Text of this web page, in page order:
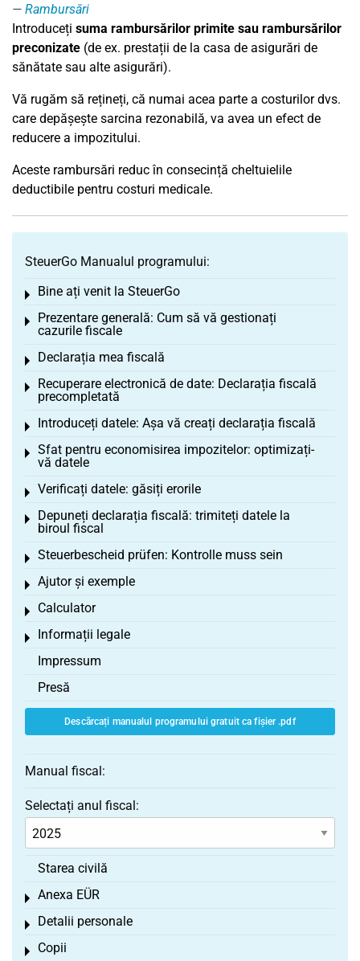
Rambursări
Introduceți suma rambursărilor primite sau rambursărilor
preconizate (de ex. prestații de la casa de asigurări de
sănătate sau alte asigurări).
Vă rugăm să rețineți, că numai acea parte a costurilor dvs.
care depășește sarcina rezonabilă, va avea un efect de
reducere a impozitului.
Aceste rambursări reduc în consecință cheltuielile
deductibile pentru costuri medicale.
SteuerGo Manualul programului:
Bine ați venit la SteuerGo
Toggle menu
Prezentare generală: Cum să vă gestionați
cazurile fiscale
Toggle menu
Declarația mea fiscală
Toggle menu
Recuperare electronică de date: Declarația fiscală
precompletată
Toggle menu
Introduceți datele: Așa vă creați declarația fiscală
Toggle menu
Sfat pentru economisirea impozitelor: optimizați-
vă datele
Toggle menu
Verificați datele: găsiți erorile
Toggle menu
Depuneți declarația fiscală: trimiteți datele la
biroul fiscal
Toggle menu
Steuerbescheid prüfen: Kontrolle muss sein
Toggle menu
Ajutor și exemple
Toggle menu
Calculator
Toggle menu
Informații legale
Toggle menu
Impressum
Presă
Descărcați manualul programului gratuit ca fișier .pdf
Manual fiscal:
Selectați anul fiscal:
Starea civilă
Anexa EÜR
Toggle menu
Detalii personale
Toggle menu
Copii
Toggle menu